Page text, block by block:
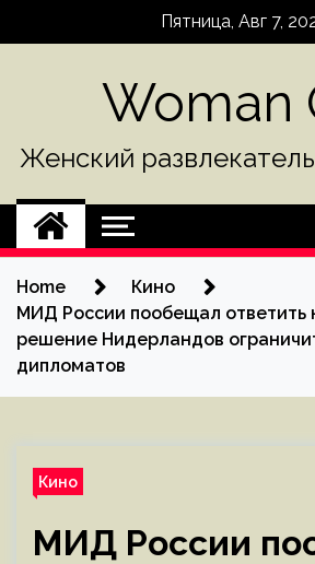
Пятница, Авг 7,
Woman
Женский
Home
Кино
МИД России пообещал ответить
решение Нидерландов
дипломатов
Кино
МИД России